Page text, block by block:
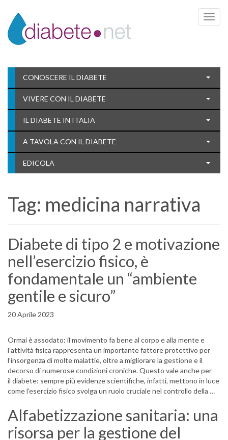
Toggle
CONOSCERE IL DIABETE
VIVERE CON IL DIABETE
IL DIABETE IN ITALIA
A TAVOLA CON IL DIABETE
EDICOLA
Tag: medicina narrativa
Diabete di tipo 2 e motivazione
nell’esercizio fisico, è
fondamentale un “ambiente
gentile e sicuro”
20 Aprile 2023
Ormai è assodato: il movimento fa bene al corpo e alla mente e
l’attività fisica rappresenta un importante fattore protettivo per
l’insorgenza di molte malattie, oltre a migliorare la gestione e il
decorso di numerose condizioni croniche. Questo vale anche per
il diabete: sempre più evidenze scientifiche, infatti, mettono in luce
come l’esercizio fisico svolga un ruolo cruciale nel controllo della …
Alfabetizzazione sanitaria: una
risorsa per la gestione del